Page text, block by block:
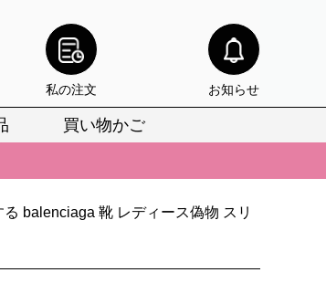
私の注文 お知らせ
買い物かご
。 balenciaga 靴 レディース偽物 スリ